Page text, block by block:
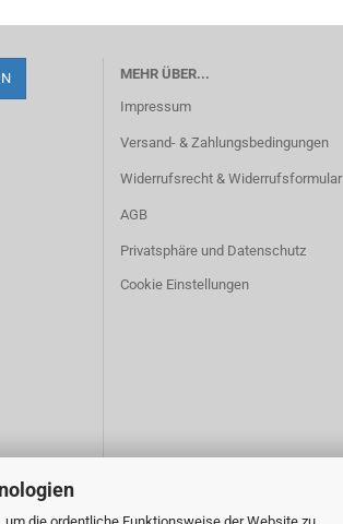
die ordentliche Funktionsweise der Website zu
MEHR ÜBER...
Impressum
Versand- & Zahlungsbedingungen
Widerrufsrecht & Widerrufsformular
AGB
Privatsphäre und Datenschutz
Cookie Einstellungen